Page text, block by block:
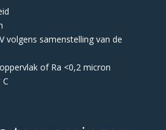
volgens samenstelling van de
of Ra <0,2 micron